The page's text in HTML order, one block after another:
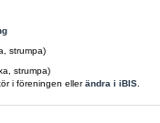
strumpa)
strumpa)
i föreningen ellerändra i iBIS